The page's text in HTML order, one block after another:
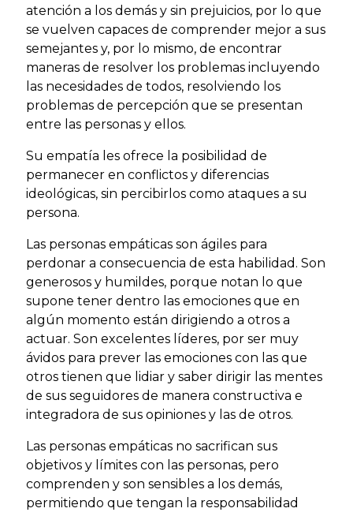
atención a los demás y sin prejuicios, por lo que
se vuelven capaces de comprender mejor a sus
semejantes y, por lo mismo, de encontrar
maneras de resolver los problemas incluyendo
las necesidades de todos, resolviendo los
problemas de percepción que se presentan
entre las personas y ellos.
Su empatía les ofrece la posibilidad de
permanecer en conflictos y diferencias
ideológicas, sin percibirlos como ataques a su
persona.
Las personas empáticas son ágiles para
perdonar a consecuencia de esta habilidad. Son
generosos y humildes, porque notan lo que
supone tener dentro las emociones que en
algún momento están dirigiendo a otros a
actuar. Son excelentes líderes, por ser muy
ávidos para prever las emociones con las que
otros tienen que lidiar y saber dirigir las mentes
de sus seguidores de manera constructiva e
integradora de sus opiniones y las de otros.
Las personas empáticas no sacrifican sus
objetivos y límites con las personas, pero
comprenden y son sensibles a los demás,
permitiendo que tengan la responsabilidad